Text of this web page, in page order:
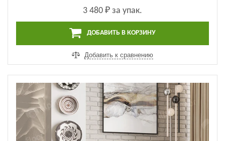
3 480 ₽ за упак.
ДОБАВИТЬ В КОРЗИНУ
Добавить к сравнению